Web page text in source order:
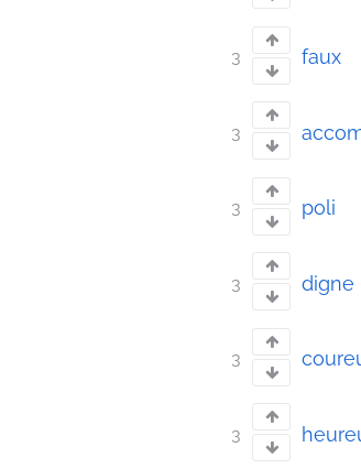
3 faux
3
3 poli
3 digne
3
3